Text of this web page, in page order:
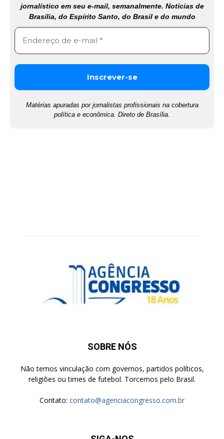
jornalístico em seu e-mail, semanalmente. Notícias de
Brasília, do Espírito Santo, do Brasil e do mundo
Matérias apuradas por jornalistas profissionais na cobertura
política e econômica. Direto de Brasília.
SOBRE NÓS
Não temos vinculação com governos, partidos políticos,
religiões ou times de futebol. Torcemos pelo Brasil.
Contato: contato@agenciacongresso.com.br